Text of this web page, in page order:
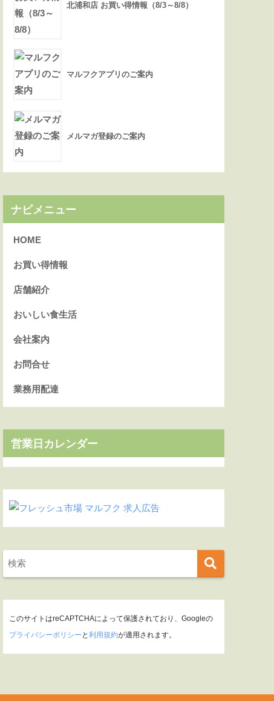
北浦和店 お買い得情報（8/3～8/8）
マルフクアプリのご案内
メルマガ登録のご案内
ナビメニュー
HOME
お買い得情報
店舗紹介
おいしい食生活
会社案内
お問合せ
業務用配達
営業日カレンダー
このサイトはreCAPTCHAによって保護されており、Googleの
プライバシーポリシー と利用規約が適用されます。